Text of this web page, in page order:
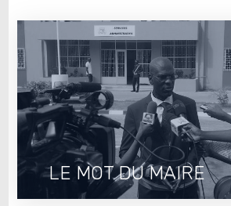
LE MOT DU MAIRE